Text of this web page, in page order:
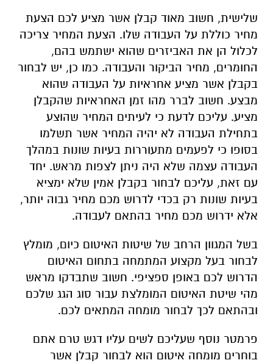
שלישית, חשוב מאוד קבלן אשר מציע לכם הצעת
מחיר כוללת על העבודה שלו. הצעת המחיר צריכה
לכלול הן את האביזרים שהוא ישתמש בהם,
החומרים, מחיר הביקור והעבודה. כמו כן, יש לבחור
בקבלן אשר מציע אחראיות על העבודה שהוא
מבצע. חשוב לברר מהו זמן האחראיות שהקבלן
מציע. עליכם לדעת כי לעיתים המחיר שהוצע
בתחילת העבודה לא יהיה המחיר אשר תשלמו
בסופו כי לפעמים מתעוררות בעיות שונות במהלך
העבודה עצמה שלא היה ניתן לצפות מראש. יחד
עם זאת, עליכם לבחור בקבלן אמין שלא ימציא
בעיות שונות רק בכדי לדרוש מכם מחיר גבוה יותר,
אלא ידרוש מכם מחיר בהתאם לעבודה.
בשל המגוון הרחב של שיטות האיטום כיום, מומלץ
לבחור בעל מקצוע המתמחה בתחום האיטום
הדרוש לכם באופן ספציפי. חשוב שתבדקו מראש
מהי שיטת האיטום המומלצת עבור סוג הגג שלכם
ובהתאם לכך לבחור מומחה המתאים לכם.
פרמטר נוסף שעליכם לשים עליו דגש טרם אתם
בוחרים מומחה איטום הוא לבחור קבלן אשר